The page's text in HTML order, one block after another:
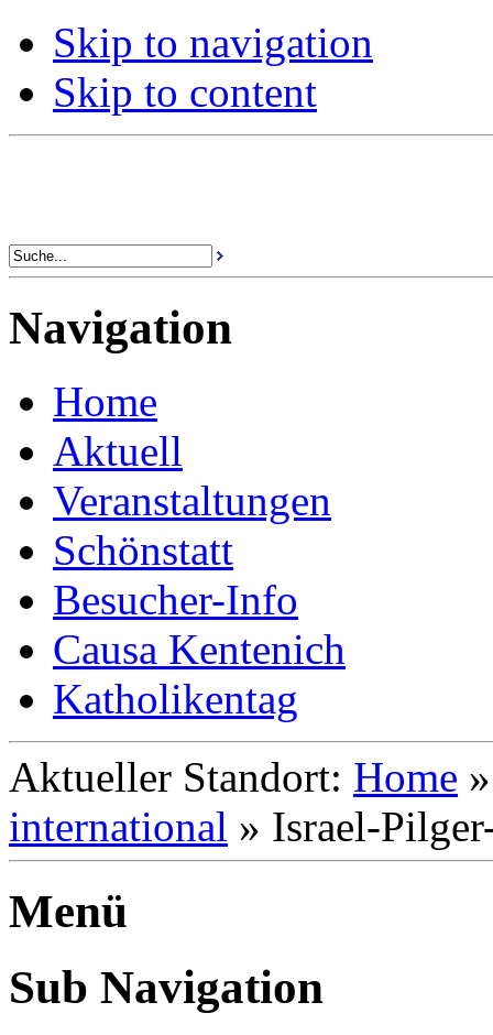
Skip to navigation
Skip to content
Navigation
Home
Aktuell
Veranstaltungen
Schönstatt
Besucher-Info
Causa Kentenich
Katholikentag
Aktueller Standort: Home
international » Israel-
Menü
Sub Navigation